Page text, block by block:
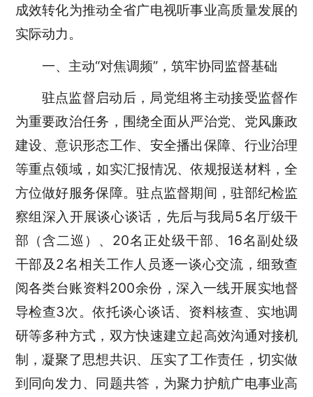
成效转化为推动全省广电视听事业高质量发展的
实际动力。
一、主动“对焦调频”，筑牢协同监督基础
驻点监督启动后，局党组将主动接受监督作
为重要政治任务，围绕全面从严治党、党风廉政
建设、意识形态工作、安全播出保障、行业治理
等重点领域，如实汇报情况、依规报送材料，全
方位做好服务保障。驻点监督期间，驻部纪检监
察组深入开展谈心谈话，先后与我局5名厅级干
部（含二巡）、20名正处级干部、16名副处级
干部及2名相关工作人员逐一谈心交流，细致查
阅各类台账资料200余份，深入一线开展实地督
导检查3次。依托谈心谈话、资料核查、实地调
研等多种方式，双方快速建立起高效沟通对接机
制，凝聚了思想共识、压实了工作责任，切实做
到同向发力、同题共答，为聚力护航广电事业高